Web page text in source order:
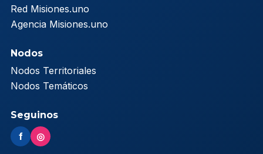
Red Misiones.uno
Agencia Misiones.uno
Nodos
Nodos Territoriales
Nodos Temáticos
Seguinos
f ◎